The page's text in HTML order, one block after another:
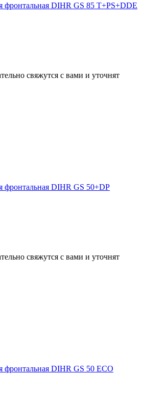
фронтальная DIHR GS 85 T+PS+DDE
свяжутся с вами и уточнят
DIHR GS 50+DP
свяжутся с вами и уточнят
DIHR GS 50 ECO